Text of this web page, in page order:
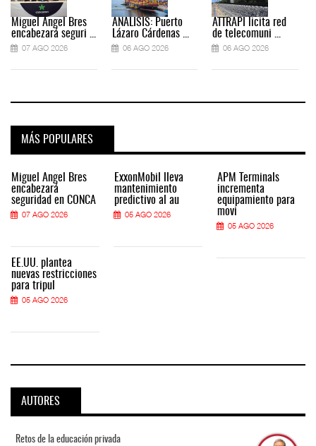
Miguel Ángel Bres
encabezará seguri ...
07 AGO 2026
ANÁLISIS: Puerto
Lázaro Cárdenas ...
06 AGO 2026
ATTRAPI licita red
de telecomuni ...
06 AGO 2026
MÁS POPULARES
Miguel Ángel Bres
encabezará
seguridad en CONCA
07 AGO 2026
EE.UU. plantea
nuevas restricciones
para tripul
05 AGO 2026
ExxonMobil lleva
mantenimiento
predictivo al au
05 AGO 2026
APM Terminals
incrementa
equipamiento para
movi
05 AGO 2026
AUTORES
Retos de la educación privada